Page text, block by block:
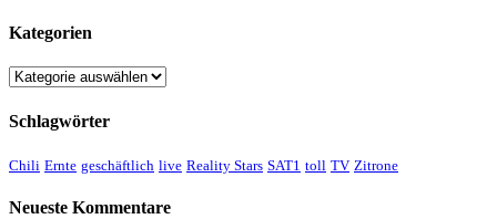
Kategorien
Kategorien
Schlagwörter
Chili Ernte geschäftlich live Reality Stars SAT1 toll TV Zitrone
Neueste Kommentare